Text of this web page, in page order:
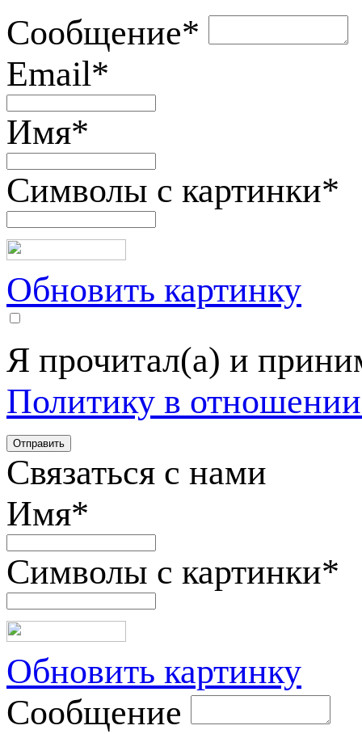
Сообщение*
Email*
Имя*
Символы с картинки*
Обновить картинку
Я прочитал(а) и
Политику в
Связаться с нами
Имя*
Символы с картинки*
Обновить картинку
Сообщение